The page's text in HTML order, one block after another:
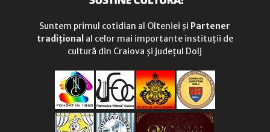
Suntem primul cotidian al Olteniei și Partener
tradițional al celor mai importante instituții de
cultură din Craiova și județul Dolj